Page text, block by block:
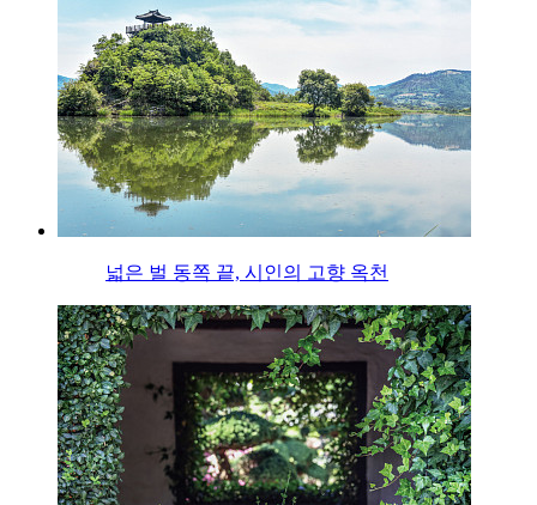
넓은 벌 동쪽 끝, 시인의 고향 옥천